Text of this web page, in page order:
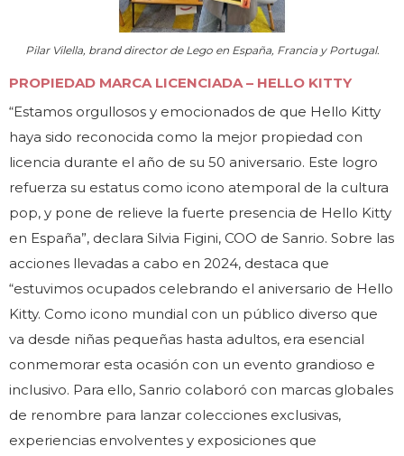
Pilar Vilella, brand director de Lego en España, Francia y Portugal.
PROPIEDAD MARCA LICENCIADA – HELLO KITTY
“Estamos orgullosos y emocionados de que Hello Kitty
haya sido reconocida como la mejor propiedad con
licencia durante el año de su 50 aniversario. Este logro
refuerza su estatus como icono atemporal de la cultura
pop, y pone de relieve la fuerte presencia de Hello Kitty
en España”, declara Silvia Figini, COO de Sanrio. Sobre las
acciones llevadas a cabo en 2024, destaca que
“estuvimos ocupados celebrando el aniversario de Hello
Kitty. Como icono mundial con un público diverso que
va desde niñas pequeñas hasta adultos, era esencial
conmemorar esta ocasión con un evento grandioso e
inclusivo. Para ello, Sanrio colaboró con marcas globales
de renombre para lanzar colecciones exclusivas,
experiencias envolventes y exposiciones que